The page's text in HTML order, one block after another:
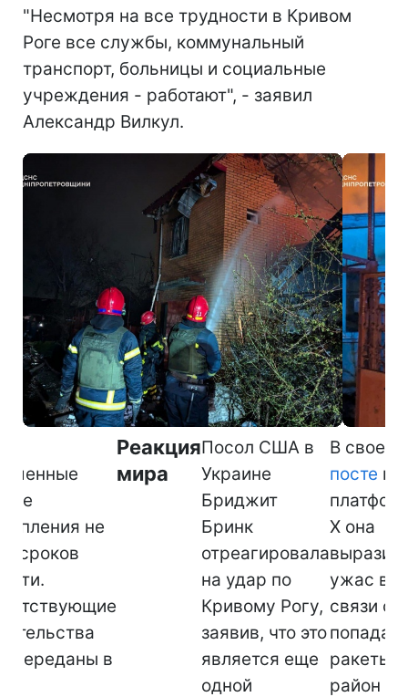
"Несмотря на все трудности в Кривом
Роге все службы, коммунальный
транспорт, больницы и социальные
учреждения - работают", - заявил
Александр Вилкул.
не
сроков
переданы в
Реакция
мира
Посол США в
Украине
Бриджит
Бринк
отреагировала
на удар по
Кривому Рогу,
заявив, что это
является еще
одной
В своем
посте на
Х она
ужас в
связи с
ракеты в
район